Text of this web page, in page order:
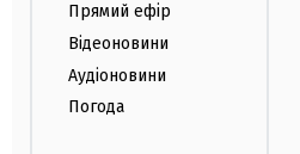
Прямий ефір
Відеоновини
Аудіоновини
Погода